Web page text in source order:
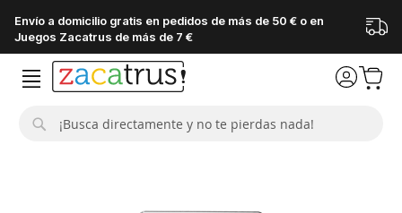
Envío a domicilio gratis en pedidos de más de 50 € o en
Juegos Zacatrus de más de 7 €